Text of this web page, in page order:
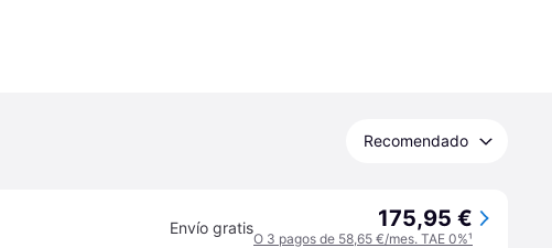
Recomendado
Envío gratis 175,95 €
O 3 pagos de 58,65 €/mes. TAE 0%¹